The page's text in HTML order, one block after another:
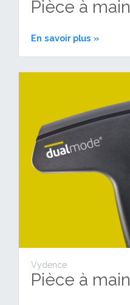
Pièce à
En savoir plus »
Vydence
Pièce à